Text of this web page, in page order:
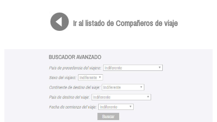
Ir al listado de Compañeros de viaje